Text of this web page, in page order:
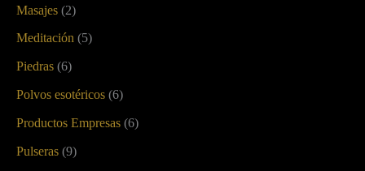
Masajes (2)
Meditación (5)
Piedras (6)
Polvos esotéricos (6)
Productos Empresas (6)
Pulseras (9)